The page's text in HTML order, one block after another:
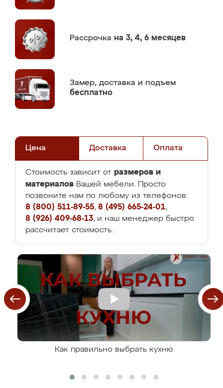
Рассрочка на 3, 4, 6 месяцев
Замер, доставка и подъем
бесплатно
Цена Доставка Оплата
Стоимость зависит от размеров и
материалов Вашей мебели. Просто
позвоните нам по любому из телефонов:
8 (800) 511-89-55, 8 (495) 665-24-01,
8 (926) 409-68-13, и наш менеджер быстро
рассчитает стоимость.
Как правильно выбрать кухню